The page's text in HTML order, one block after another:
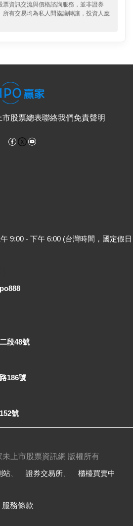
票資訊交流與價格諮詢服務，並非證券
所有交易均為私人間協議轉讓，投資人應
市股票總表聯絡我們免責聲明
Facebook
9:00 - 下午 6:00 (台灣時間，國定假日
段48號
186號
號
未上市股票資訊網 版權所有
站 證券交易所
櫃檯買賣中
服務條款